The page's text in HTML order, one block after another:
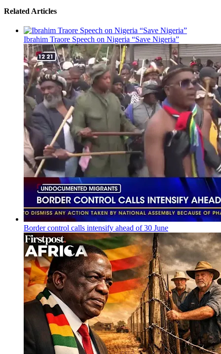
Related Articles
Ibrahim Traore Speech on Nigeria “Save Nigeria”
Border control calls intensify ahead of 30 June